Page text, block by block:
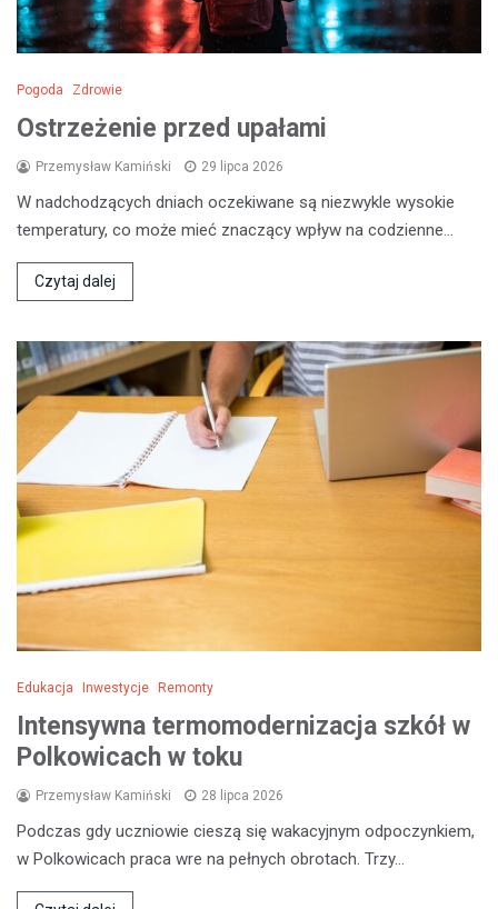
Pogoda Zdrowie
Ostrzeżenie przed upałami
Przemysław Kamiński 29 lipca 2026
W nadchodzących dniach oczekiwane są niezwykle wysokie
temperatury, co może mieć znaczący wpływ na codzienne…
Czytaj dalej
Edukacja Inwestycje Remonty
Intensywna termomodernizacja szkół w
Polkowicach w toku
Przemysław Kamiński 28 lipca 2026
Podczas gdy uczniowie cieszą się wakacyjnym odpoczynkiem,
w Polkowicach praca wre na pełnych obrotach. Trzy…